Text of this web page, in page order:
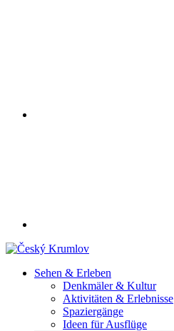
Sehen & Erleben
Denkmäler & Kultur
Aktivitäten & Erlebnisse
Spaziergänge
Ideen für Ausflüge